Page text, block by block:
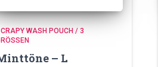
WASH POUCH / 3
– L